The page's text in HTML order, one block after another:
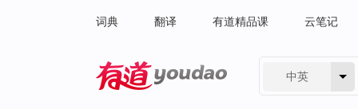
词典 翻译 有道精品课 云笔记
中英